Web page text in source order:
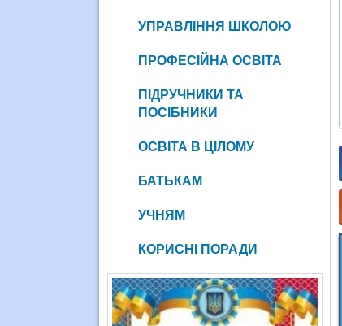
УПРАВЛІННЯ ШКОЛОЮ
ПРОФЕСІЙНА ОСВІТА
ПІДРУЧНИКИ ТА
ПОСІБНИКИ
ОСВІТА В ЦІЛОМУ
БАТЬКАМ
УЧНЯМ
КОРИСНІ ПОРАДИ